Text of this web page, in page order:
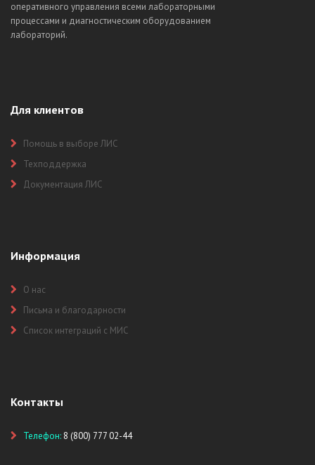
оперативного управления всеми лабораторными
процессами и диагностическим оборудованием
лабораторий.
Для клиентов
Помощь в выборе ЛИС
Техподдержка
Документация ЛИС
Информация
О нас
Письма и благодарности
Список интеграций с МИС
Контакты
Телефон: 8 (800) 777 02-44